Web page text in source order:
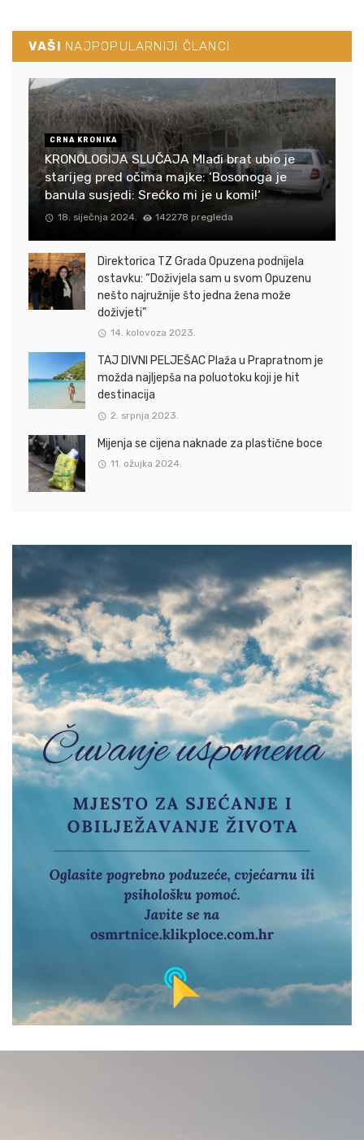
VAŠI NAJPOPULARNIJI ČLANCI
CRNA KRONIKA
KRONOLOGIJA SLUČAJA Mlađi brat ubio je
starijeg pred očima majke: ‘Bosonoga je
banula susjedi: Srećko mi je u komi!‘
18. siječnja 2024. 142278 pregleda
Direktorica TZ Grada Opuzena podnijela
ostavku: “Doživjela sam u svom Opuzenu
nešto najružnije što jedna žena može
doživjeti”
14. kolovoza 2023.
TAJ DIVNI PELJEŠAC Plaža u Prapratnom je
možda najljepša na poluotoku koji je hit
destinacija
2. srpnja 2023.
Mijenja se cijena naknade za plastične boce
11. ožujka 2024.